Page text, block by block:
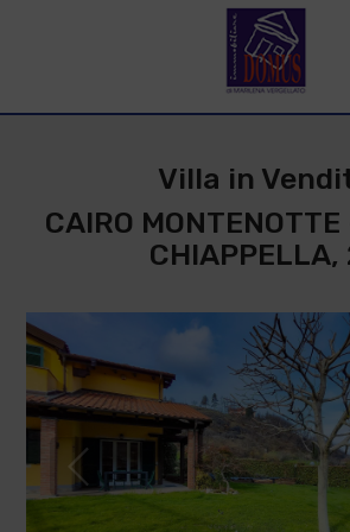
Villa in
CAIRO
CHIAPPELLA,